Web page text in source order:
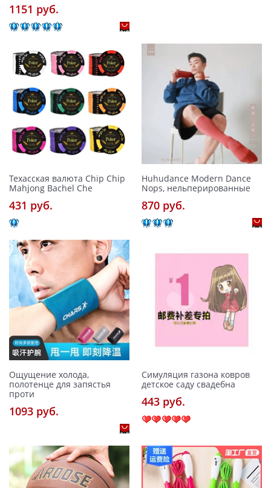
1151 pуб.
Техасская валюта Chip Chip
Mahjong Bachel Che
431 pуб.
Huhudance Modern Dance
Nops, нельперированные
870 pуб.
Ощущение холода,
полотенце для запястья
проти
1093 pуб.
Симуляция газона ковров
детское саду свадебна
443 pуб.